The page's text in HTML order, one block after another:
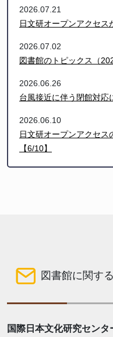
2026.07.21
日文研オープンアクセス
2026.07.02
図書館のトピックス（
2026.06.26
台風接近に伴う閉館対応
2026.06.10
日文研オープンアクセス
【6/10】
図書館に関す
国際日本文化研究セン